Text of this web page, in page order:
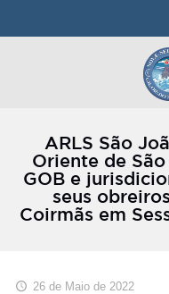
ARLS São
Oriente de
GOB e
seus
Coirmãs em
26 de Maio de 2022